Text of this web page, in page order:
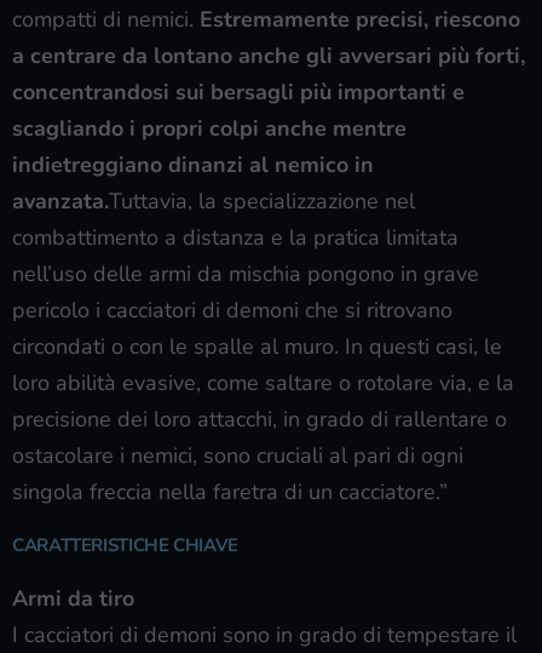
compatti di nemici. Estremamente precisi, riescono
a centrare da lontano anche gli avversari più forti,
concentrandosi sui bersagli più importanti e
scagliando i propri colpi anche mentre
indietreggiano dinanzi al nemico in
avanzata.Tuttavia, la specializzazione nel
combattimento a distanza e la pratica limitata
nell’uso delle armi da mischia pongono in grave
pericolo i cacciatori di demoni che si ritrovano
circondati o con le spalle al muro. In questi casi, le
loro abilità evasive, come saltare o rotolare via, e la
precisione dei loro attacchi, in grado di rallentare o
ostacolare i nemici, sono cruciali al pari di ogni
singola freccia nella faretra di un cacciatore.”
CARATTERISTICHE CHIAVE
Armi da tiro
I cacciatori di demoni sono in grado di tempestare il